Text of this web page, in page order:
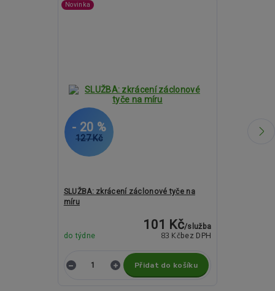
Novinka
127 Kč
- 20 %
SLUŽBA: zkrácení záclonové tyče na
míru
101 Kč/služba
83 Kč bez DPH
do týdne
Přidat do košíku
1 396 Kč
- 19 %